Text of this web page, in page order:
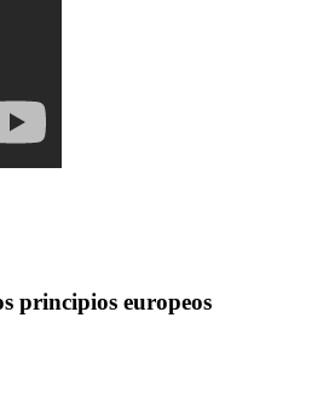
principios europeos